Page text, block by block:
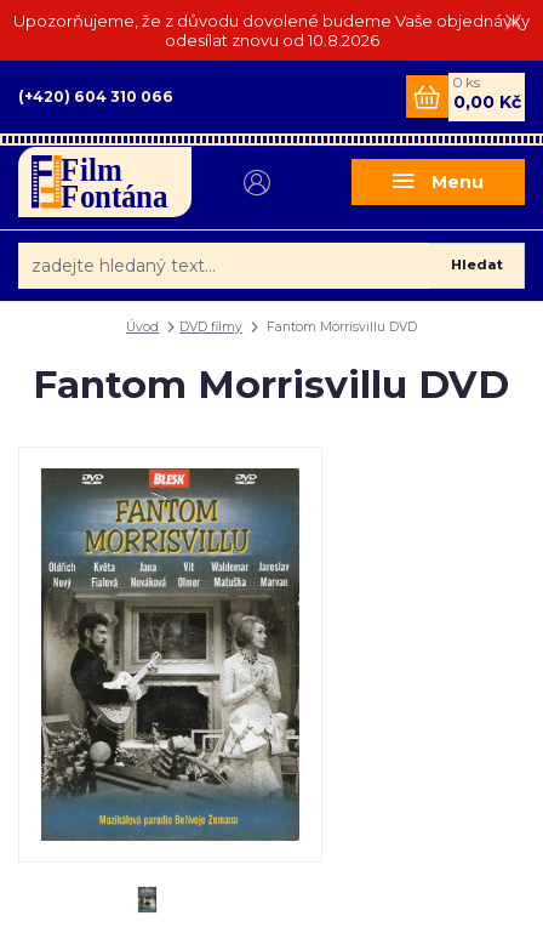
Upozorňujeme, že z důvodu dovolené budeme Vaše objednávky
odesílat znovu od 10.8.2026
Menu
Hledat
(+420) 604 310 066
0 ks
0,00 Kč
Úvod DVD filmy Fantom Morrisvillu DVD
Fantom Morrisvillu DVD